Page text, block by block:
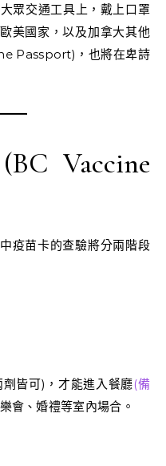
眾交通工具上，戴上口罩
美國家，以及加拿大其他
Passport)，也將在卑詩
Vaccine
疫苗卡的查驗將分兩階段
皆可)，才能進入餐廳(備
會、婚禮等室內場合。